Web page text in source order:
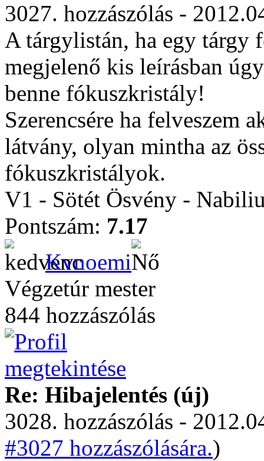
3027. hozzászólás -
A tárgylistán, ha egy tárgy
megjelenő kis leírásban
benne fókuszkristály!
Szerencsére ha felveszem
látvány, olyan mintha az
fókuszkristályok.
V1 - Sötét Ösvény -
Pontszám: 7.17
Kvnoemi
Végzetúr mester
844 hozzászólás
Re: Hibajelentés (új)
3028. hozzászólás -
#3027 hozzászólására.)